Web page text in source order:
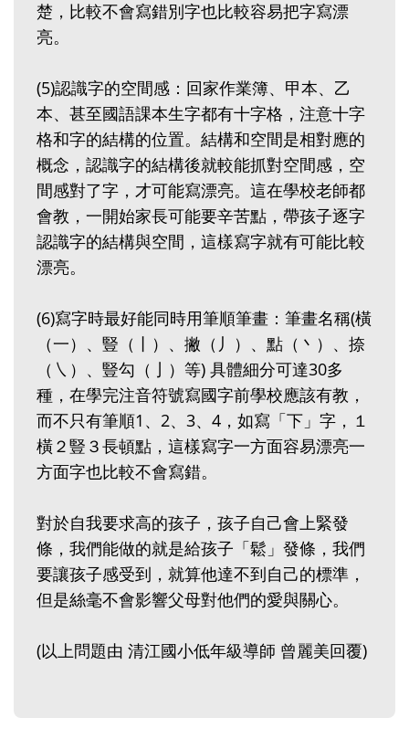
楚，比較不會寫錯別字也比較容易把字寫漂
亮。
(5)認識字的空間感：回家作業簿、甲本、乙
本、甚至國語課本生字都有十字格，注意十字
格和字的結構的位置。結構和空間是相對應的
概念，認識字的結構後就較能抓對空間感，空
間感對了字，才可能寫漂亮。這在學校老師都
會教，一開始家長可能要辛苦點，帶孩子逐字
認識字的結構與空間，這樣寫字就有可能比較
漂亮。
(6)寫字時最好能同時用筆順筆畫：筆畫名稱(橫
（一）、豎（丨）、撇（丿）、點（丶）、捺
（㇏）、豎勾（亅）等) 具體細分可達30多
種，在學完注音符號寫國字前學校應該有教，
而不只有筆順1、2、3、4，如寫「下」字，１
橫２豎３長頓點，這樣寫字一方面容易漂亮一
方面字也比較不會寫錯。
對於自我要求高的孩子，孩子自己會上緊發
條，我們能做的就是給孩子「鬆」發條，我們
要讓孩子感受到，就算他達不到自己的標準，
但是絲毫不會影響父母對他們的愛與關心。
(以上問題由 清江國小低年級導師 曾麗美回覆)